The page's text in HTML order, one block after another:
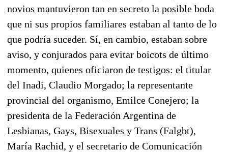
novios mantuvieron tan en secreto la posible boda
que ni sus propios familiares estaban al tanto de lo
que podría suceder. Sí, en cambio, estaban sobre
aviso, y conjurados para evitar boicots de último
momento, quienes oficiaron de testigos: el titular
del Inadi, Claudio Morgado; la representante
provincial del organismo, Emilce Conejero; la
presidenta de la Federación Argentina de
Lesbianas, Gays, Bisexuales y Trans (Falgbt),
María Rachid, y el secretario de Comunicación